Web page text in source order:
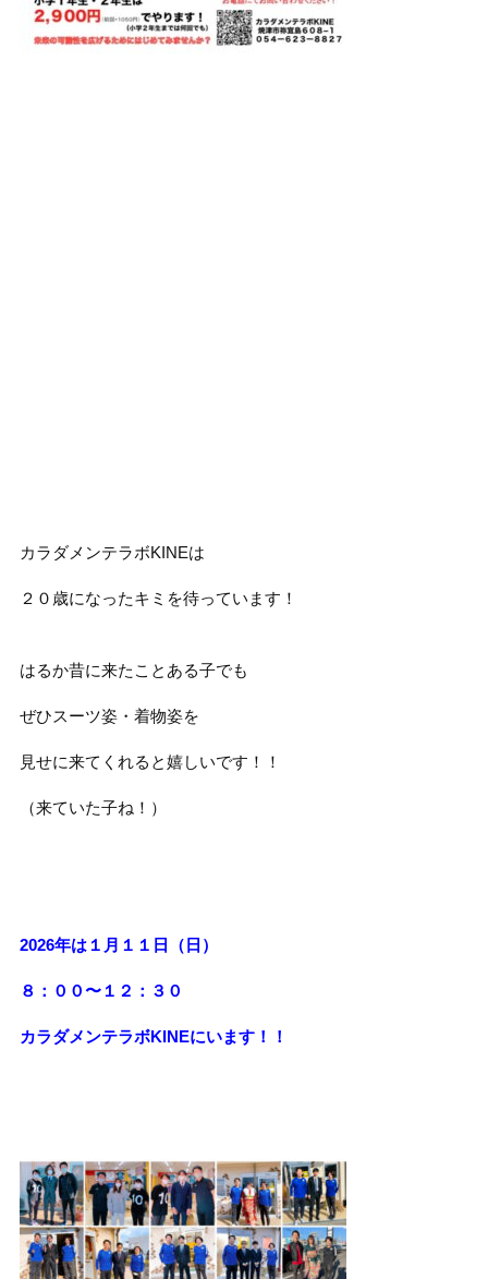
カラダメンテラボKINEは
２０歳になったキミを待っています！
はるか昔に来たことある子でも
ぜひスーツ姿・着物姿を
見せに来てくれると嬉しいです！！
（来ていた子ね！）
2026年は１月１１日（日）
８：００〜１２：３０
カラダメンテラボKINEにいます！！